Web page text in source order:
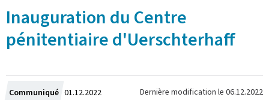
Inauguration du Centre
pénitentiaire d'Uerschterhaff
Communiqué Crée
01.12.2022 Dernière modification le 06.12.2022